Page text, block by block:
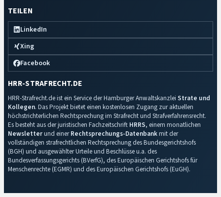
TEILEN
LinkedIn
Xing
Facebook
HRR-STRAFRECHT.DE
HRR-Strafrecht.de ist ein Service der Hamburger Anwaltskanzlei Strate und
Kollegen. Das Projekt bietet einen kostenlosen Zugang zur aktuellen
höchstrichterlichen Rechtsprechung im Strafrecht und Strafverfahrensrecht.
Es besteht aus der juristischen Fachzeitschrift HRRS, einem monatlichen
Newsletterund einerRechtsprechungs-Datenbankmit der
vollständigen strafrechtlichen Rechtsprechung des Bundesgerichtshofs
(BGH) und ausgewählter Urteile und Beschlüsse u.a. des
Bundesverfassungsgerichts (BVerfG), des Europäischen Gerichtshofs für
Menschenrechte (EGMR) und des Europäischen Gerichtshofs (EuGH).